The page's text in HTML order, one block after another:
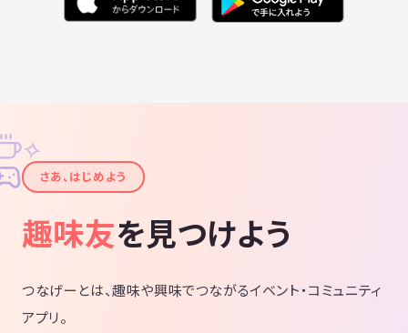
✦
✧
さあ、はじめよう
趣味友を見つけよう
つなげーとは、趣味や興味でつながるイベント・コミュニティ
アプリ。